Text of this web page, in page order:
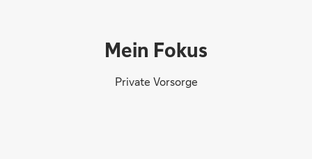
Mein Fokus
Private Vorsorge